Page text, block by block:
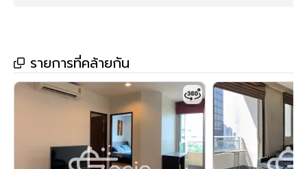
รายการที่คล้ายกัน